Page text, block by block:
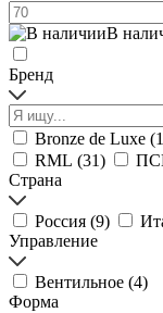
В
Бренд
Bronze de Luxe (1
RML (31)
Страна
Россия (9)
Управление
Вентильное (4)
Форма